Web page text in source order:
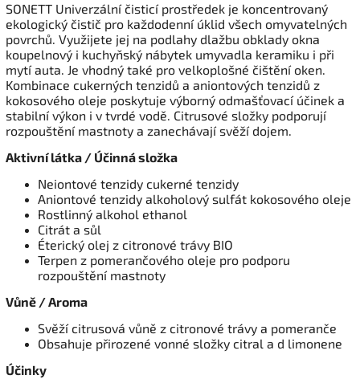
SONETT Univerzální čisticí prostředek je koncentrovaný
ekologický čistič pro každodenní úklid všech omyvatelných
povrchů. Využijete jej na podlahy dlažbu obklady okna
koupelnový i kuchyňský nábytek umyvadla keramiku i při
mytí auta. Je vhodný také pro velkoplošné čištění oken.
Kombinace cukerných tenzidů a aniontových tenzidů z
kokosového oleje poskytuje výborný odmašťovací účinek a
stabilní výkon i v tvrdé vodě. Citrusové složky podporují
rozpouštění mastnoty a zanechávají svěží dojem.
Aktivní látka / Účinná složka
Neiontové tenzidy cukerné tenzidy
Aniontové tenzidy alkoholový sulfát kokosového oleje
Rostlinný alkohol ethanol
Citrát a sůl
Éterický olej z citronové trávy BIO
Terpen z pomerančového oleje pro podporu
rozpouštění mastnoty
Vůně / Aroma
Svěží citrusová vůně z citronové trávy a pomeranče
Obsahuje přirozené vonné složky citral a d limonene
Účinky